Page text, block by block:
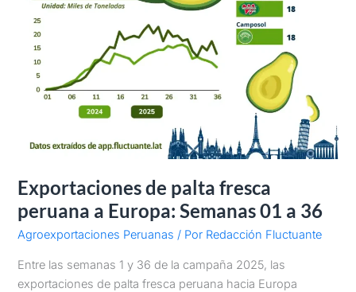
Exportaciones de palta fresca
peruana a Europa: Semanas 01 a 36
Agroexportaciones Peruanas / Por Redacción Fluctuante
Entre las semanas 1 y 36 de la campaña 2025, las
exportaciones de palta fresca peruana hacia Europa